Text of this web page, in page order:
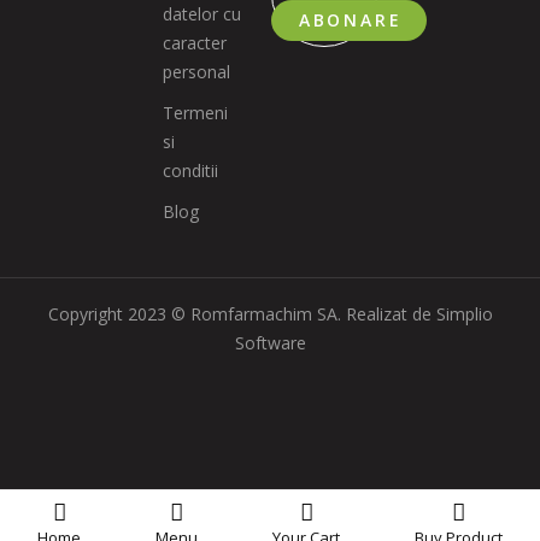
datelor cu
caracter
personal
Termeni
si
conditii
Blog
ABONARE
Copyright 2023 © Romfarmachim SA. Realizat de Simplio
Software